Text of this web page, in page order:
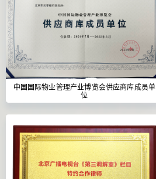
中国国际物业管理产业博览会供应商库成员单
位